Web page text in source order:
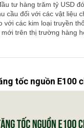
tư hàng trăm tỷ USD
cầu đối với các vật liệu
với các kim loại truyền
trên thị trường hàng
tốc nguồn E100